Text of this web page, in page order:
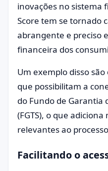
inovações no sistema
Score tem se tornado
abrangente e preciso
financeira dos
Um exemplo disso
que possibilitam a
do Fundo de Garantia
(FGTS), o que
relevantes ao
Facilitando o